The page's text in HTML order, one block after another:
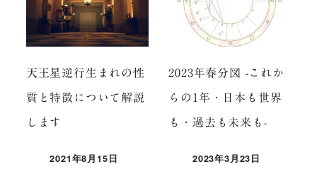
天王星逆行生まれの性
質と特徴について解説
します
投稿日
2021年8月15日
2023年春分図 -これか
らの1年・日本も世界
も・過去も未来も-
投稿日
2023年3月23日